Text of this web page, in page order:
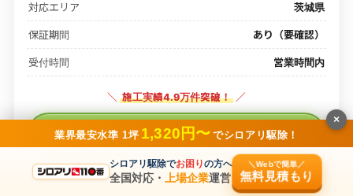
対応エリア 茨城県
保証期間 あり（要確認）
受付時間 営業時間内
＼ 施工実績4.9万件突破！ ／
無料で見積もりを依頼する
※公式サイトに移動します
業界最安水準 1坪 1,320円〜 でシロアリ駆除！
シロアリ駆除でお困りの方へ
全国対応・ 上場企業運営
＼Webで簡単／
無料見積もり
×